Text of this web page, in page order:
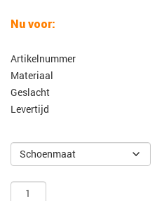
Nu voor:
Artikelnummer
Materiaal
Geslacht
Levertijd